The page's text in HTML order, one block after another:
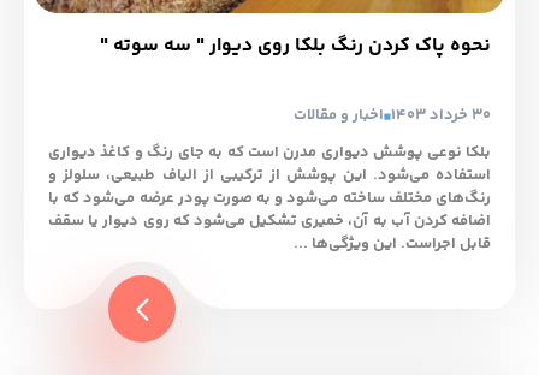
نحوه پاک کردن رنگ بلکا روی دیوار " سه سوته "
30 خرداد 1403
اخبار و مقالات
بلکا نوعی پوشش دیواری مدرن است که به جای رنگ و کاغذ دیواری
استفاده می‌شود. این پوشش از ترکیبی از الیاف طبیعی، سلولز و
رنگ‌های مختلف ساخته می‌شود و به صورت پودر عرضه می‌شود که با
اضافه کردن آب به آن، خمیری تشکیل می‌شود که روی دیوار یا سقف
قابل اجراست. این ویژگی‌ها ...